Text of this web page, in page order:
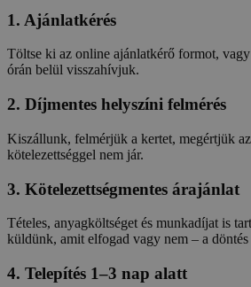
1. Ajánlatkérés
Töltse ki az online ajánlatkérő formot,
órán belül visszahívjuk.
2. Díjmentes helyszíni felmérés
Kiszállunk, felmérjük a kertet, megértjük
kötelezettséggel nem jár.
3. Kötelezettségmentes árajánlat
Tételes, anyagköltséget és munkadíjat is
küldünk, amit elfogad vagy nem – a döntés
4. Telepítés 1–3 nap alatt